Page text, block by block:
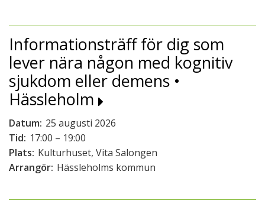
Informationsträff för dig som
lever nära någon med kognitiv
sjukdom eller demens •
Hässleholm
Datum: 25 augusti 2026
Tid: 17:00 – 19:00
Plats: Kulturhuset, Vita Salongen
Arrangör: Hässleholms kommun